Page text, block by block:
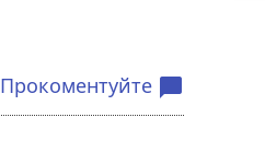
Прокоментуйте chat_bubble